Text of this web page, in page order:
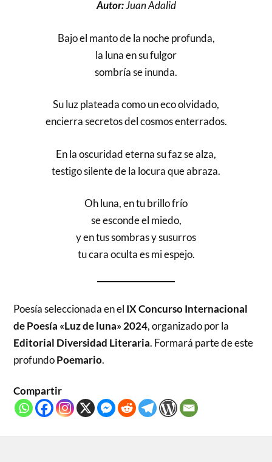
Autor:Juan Adalid
Bajo el manto de la noche profunda,
la luna en su fulgor
sombría se inunda.
Su luz plateada como un eco olvidado,
encierra secretos del cosmos enterrados.
En la oscuridad eterna su faz se alza,
testigo silente de la locura que abraza.
Oh luna, en tu brillo frío
se esconde el miedo,
y en tus sombras y susurros
tu cara oculta es mi espejo.
Poesía seleccionada en el IX Concurso Internacional
de Poesía «Luz de luna» 2024, organizado por la
Editorial Diversidad Literaria. Formará parte de este
profundoPoemario.
Compartir